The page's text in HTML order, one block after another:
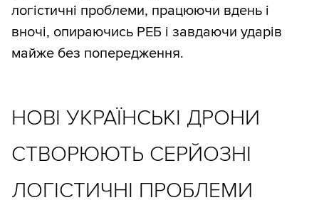
логістичні проблеми, працюючи вдень і
вночі, опираючись РЕБ і завдаючи ударів
майже без попередження.
НОВІ УКРАЇНСЬКІ ДРОНИ
СТВОРЮЮТЬ СЕРЙОЗНІ
ЛОГІСТИЧНІ ПРОБЛЕМИ